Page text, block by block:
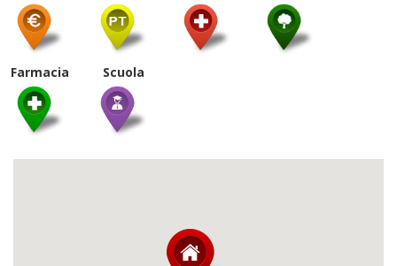
Farmacia Scuola